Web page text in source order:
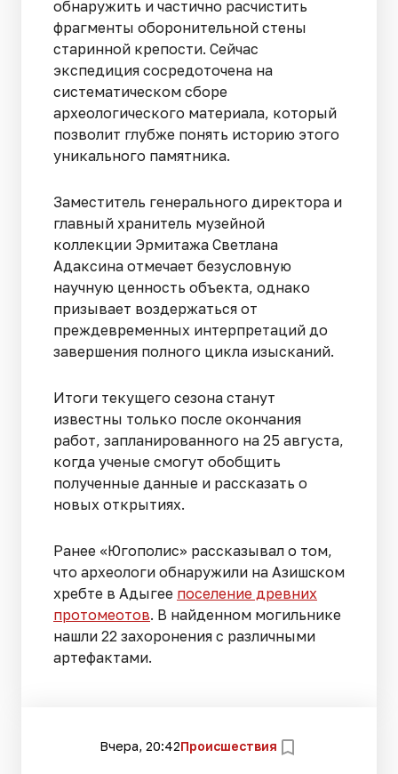
обнаружить и частично расчистить
фрагменты оборонительной стены
старинной крепости. Сейчас
экспедиция сосредоточена на
систематическом сборе
археологического материала, который
позволит глубже понять историю этого
уникального памятника.
Заместитель генерального директора и
главный хранитель музейной
коллекции Эрмитажа Светлана
Адаксина отмечает безусловную
научную ценность объекта, однако
призывает воздержаться от
преждевременных интерпретаций до
завершения полного цикла изысканий.
Итоги текущего сезона станут
известны только после окончания
работ, запланированного на 25 августа,
когда ученые смогут обобщить
полученные данные и рассказать о
новых открытиях.
Ранее «Югополис» рассказывал о том,
что археологи обнаружили на Азишском
хребте в Адыгее поселение древних
протомеотов. В найденном могильнике
нашли 22 захоронения с различными
артефактами.
Вчера, 20:42Происшествия